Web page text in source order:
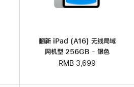
翻新 iPad (A16) 无线局域
网机型 256GB - 银色
RMB 3,699